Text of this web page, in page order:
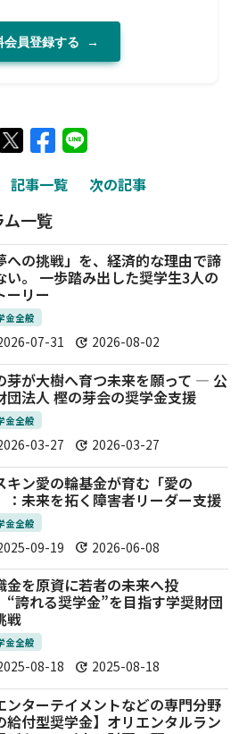
会員登録する →
記事一覧 次の記事
一覧
への挑戦」を、経済的な理由で諦
い。 一歩踏み出した奨学生3人の
ーリー
金全般
07-31 update 2026-08-02
芽が大樹へ育つ未来を願って — 公
団法人 樫の芽会の奨学金支援
金全般
03-27 update 2026-03-27
キン愛の輪基金が育む「愛の
：未来を拓く障害者リーダー支援
金全般
09-19 update 2026-06-08
金を原資に若者の未来へ投
“誇れる奨学金”を目指す学奨財団
戦
金全般
08-18 update 2025-08-18
ンターテイメントなどの専門分野
給付型奨学金】オリエンタルラン